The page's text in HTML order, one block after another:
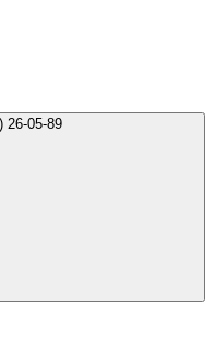
+7 (4152) 26-05-89